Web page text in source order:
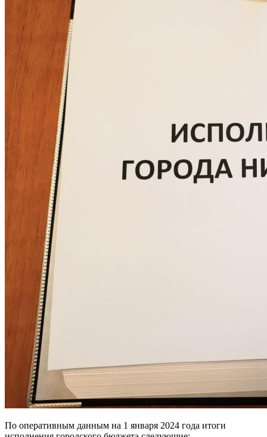
По оперативным данным на 1 января 2024 года итоги